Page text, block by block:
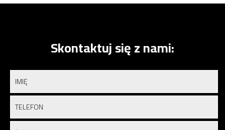
Skontaktuj się z nami: